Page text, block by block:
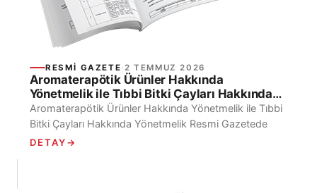
RESMI GAZETE·2 TEMMUZ 2026
Aromaterapötik Ürünler Hakkında
Yönetmelik ile Tıbbi Bitki Çayları Hakkında
Yönetmelik Resmi Gazetede Yayımlandı
Aromaterapötik Ürünler Hakkında Yönetmelik ile Tıbbi
Bitki Çayları Hakkında Yönetmelik Resmi Gazetede
Yayımlandı 2 Temmuz 2026 tarihli ve 33298 sayılı
DETAY→